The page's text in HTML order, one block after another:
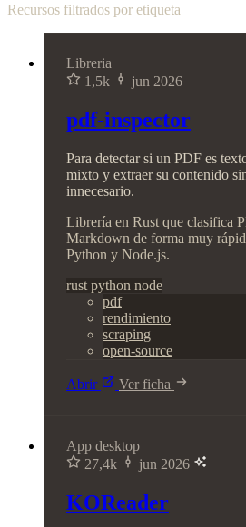
Recursos filtrados por etiqueta
Libreria
1,5k
jun 2026
pdf-inspector
Para detectar si un PDF es
mixto y extraer su contenido
innecesario.
Librería en Rust que clasifica
Markdown de forma muy
Python y Node.js.
rust python node
pdf
rendimiento
scraping
open-source
Abrir Ver ficha
App desktop
27,4k
jun 2026
KOReader